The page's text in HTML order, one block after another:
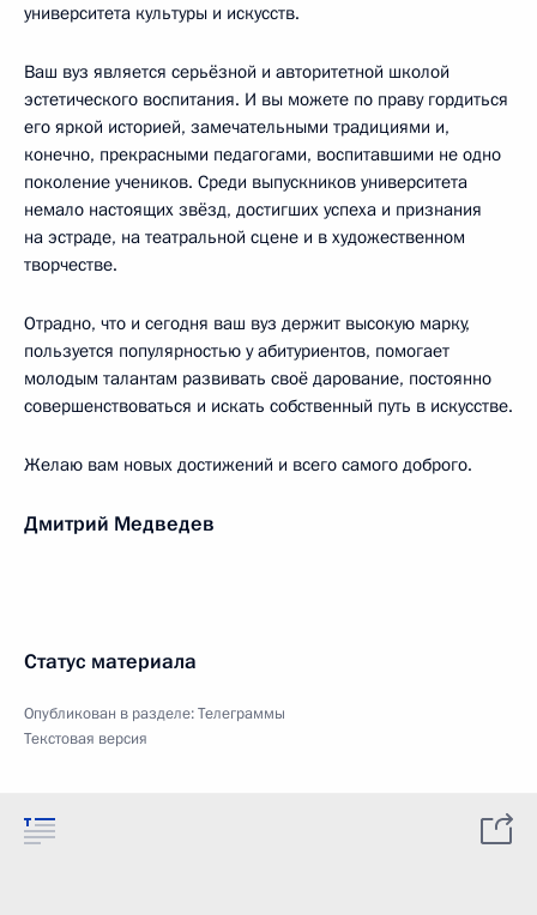
университета культуры и искусств.
Ваш вуз является серьёзной и авторитетной школой
эстетического воспитания. И вы можете по праву гордиться
его яркой историей, замечательными традициями и,
конечно, прекрасными педагогами, воспитавшими не одно
поколение учеников. Среди выпускников университета
немало настоящих звёзд, достигших успеха и признания
на эстраде, на театральной сцене и в художественном
творчестве.
Отрадно, что и сегодня ваш вуз держит высокую марку,
пользуется популярностью у абитуриентов, помогает
молодым талантам развивать своё дарование, постоянно
совершенствоваться и искать собственный путь в искусстве.
Желаю вам новых достижений и всего самого доброго.
Дмитрий Медведев
Статус материала
Опубликован в разделе:Телеграммы
Текстовая версия